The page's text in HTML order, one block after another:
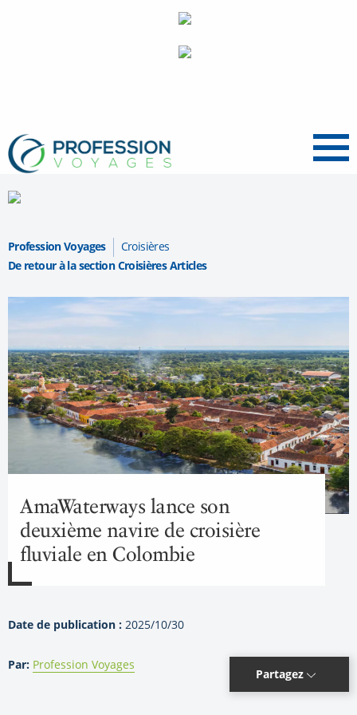
Menu
Profession Voyages
Croisières
De retour à la section Croisières Articles
AmaWaterways lance son
deuxième navire de croisière
fluviale en Colombie
Date de publication : 2025/10/30
Par: Profession Voyages
Partagez